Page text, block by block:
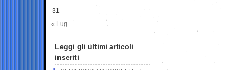
31
« Lug
Leggi gli ultimi articoli
inseriti